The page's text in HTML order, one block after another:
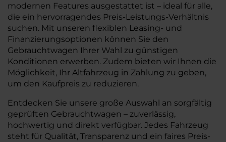
modernen Features ausgestattet ist – ideal für alle,
die ein hervorragendes Preis-Leistungs-Verhältnis
suchen. Mit unseren flexiblen Leasing- und
Finanzierungsoptionen können Sie den
Gebrauchtwagen Ihrer Wahl zu günstigen
Konditionen erwerben. Zudem bieten wir Ihnen die
Möglichkeit, Ihr Altfahrzeug in Zahlung zu geben,
um den Kaufpreis zu reduzieren.
Entdecken Sie unsere große Auswahl an sorgfältig
geprüften Gebrauchtwagen – zuverlässig,
hochwertig und direkt verfügbar. Jedes Fahrzeug
steht für Qualität, Transparenz und ein faires Preis-